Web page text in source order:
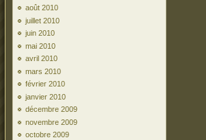
août 2010
juillet 2010
juin 2010
mai 2010
avril 2010
mars 2010
février 2010
janvier 2010
décembre 2009
novembre 2009
octobre 2009